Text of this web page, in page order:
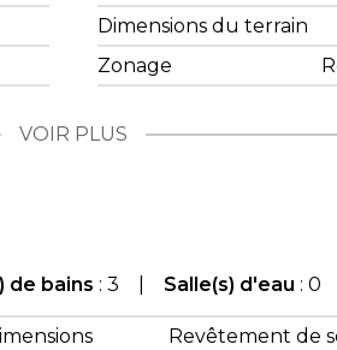
Dimensions du terrain
Zonage
VOIR PLUS
de bains : 3 | Salle(s) d'eau : 0
Revêtement de